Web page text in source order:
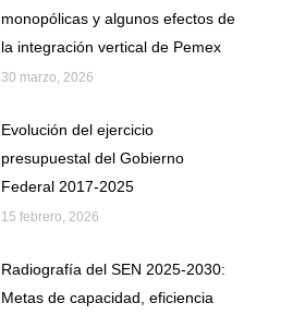
monopólicas y algunos efectos de
la integración vertical de Pemex
30 marzo, 2026
Evolución del ejercicio
presupuestal del Gobierno
Federal 2017-2025
15 febrero, 2026
Radiografía del SEN 2025-2030:
Metas de capacidad, eficiencia